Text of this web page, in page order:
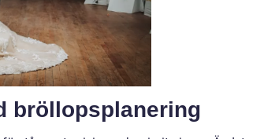
bröllopsplanering